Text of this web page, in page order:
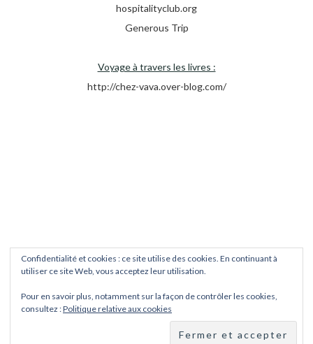
hospitalityclub.org
Generous Trip
Voyage à travers les livres :
http://chez-vava.over-blog.com/
Copyright © 2026Trips et Treks
. Thème
Confidentialité et cookies : ce site utilise des cookies. En continuant à
utiliser ce site Web, vous acceptez leur utilisation.
Pour en savoir plus, notamment sur la façon de contrôler les cookies,
consultez :Politique relative aux cookies